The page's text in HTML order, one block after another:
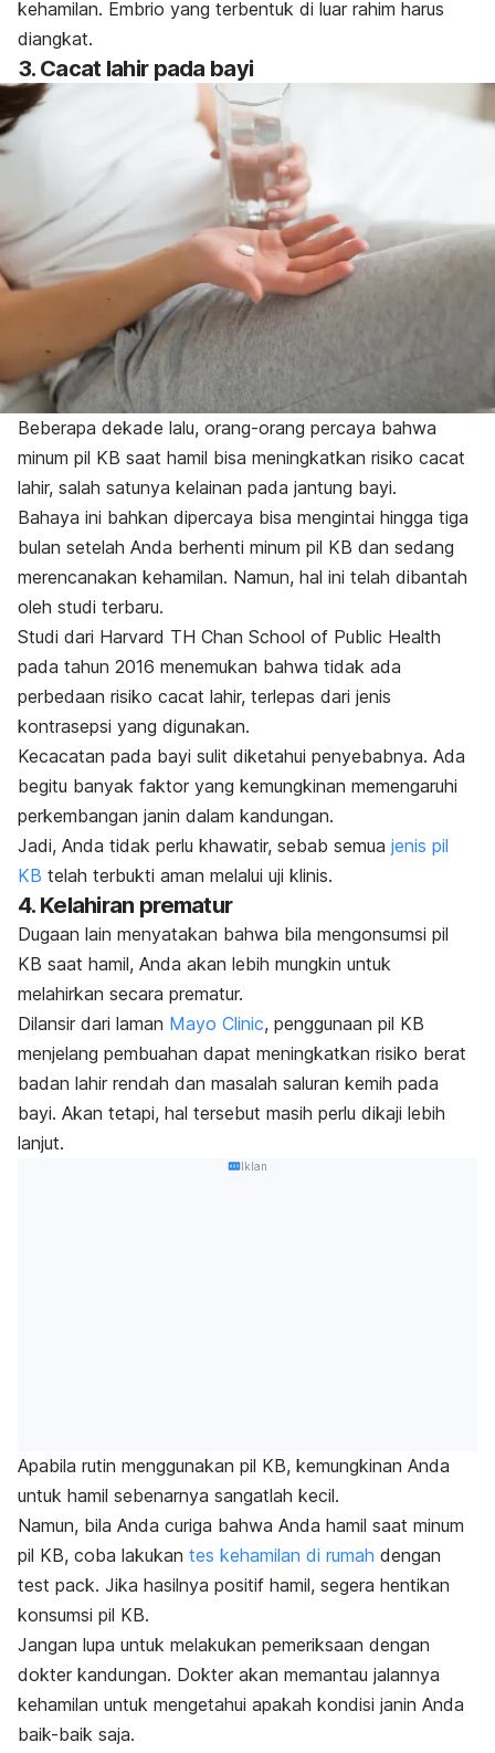
kehamilan. Embrio yang terbentuk di luar rahim harus
diangkat.
3. Cacat lahir pada bayi
Beberapa dekade lalu, orang-orang percaya bahwa
minum pil KB saat hamil bisa meningkatkan risiko cacat
lahir, salah satunya kelainan pada jantung bayi.
Bahaya ini bahkan dipercaya bisa mengintai hingga tiga
bulan setelah Anda berhenti minum pil KB dan sedang
merencanakan kehamilan. Namun, hal ini telah dibantah
oleh studi terbaru.
Studi dari Harvard TH Chan School of Public Health
pada tahun 2016 menemukan bahwa tidak ada
perbedaan risiko cacat lahir, terlepas dari jenis
kontrasepsi yang digunakan.
Kecacatan pada bayi sulit diketahui penyebabnya. Ada
begitu banyak faktor yang kemungkinan memengaruhi
perkembangan janin dalam kandungan.
Jadi, Anda tidak perlu khawatir, sebab semua jenis pil
KB telah terbukti aman melalui uji klinis.
4. Kelahiran prematur
Dugaan lain menyatakan bahwa bila mengonsumsi pil
KB saat hamil, Anda akan lebih mungkin untuk
melahirkan secara prematur.
Dilansir dari laman Mayo Clinic, penggunaan pil KB
menjelang pembuahan dapat meningkatkan risiko berat
badan lahir rendah dan masalah saluran kemih pada
bayi. Akan tetapi, hal tersebut masih perlu dikaji lebih
lanjut.
Iklan
Apabila rutin menggunakan pil KB, kemungkinan Anda
untuk hamil sebenarnya sangatlah kecil.
Namun, bila Anda curiga bahwa Anda hamil saat minum
pil KB, coba lakukan tes kehamilan di rumah dengan
test pack. Jika hasilnya positif hamil, segera hentikan
konsumsi pil KB.
Jangan lupa untuk melakukan pemeriksaan dengan
dokter kandungan. Dokter akan memantau jalannya
kehamilan untuk mengetahui apakah kondisi janin Anda
baik-baik saja.